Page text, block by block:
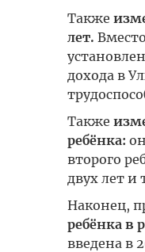
Также
лет.
дохода в
Также
ребёнка:
второго
двух лет и
Наконец,
ребёнка в
введена в